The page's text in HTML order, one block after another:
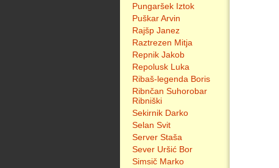
Pungaršek Iztok
Puškar Arvin
Rajšp Janez
Raztrezen Mitja
Repnik Jakob
Repolusk Luka
Ribaš-legenda Boris
Ribnčan Suhorobar
Ribniški
Sekirnik Darko
Selan Svit
Server Staša
Sever Uršić Bor
Simsič Marko